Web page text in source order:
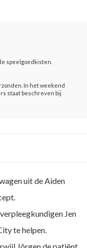
speelgoedkisten.
In het weekend
staat beschreven bij
uit de Aiden
Jen
te helpen.